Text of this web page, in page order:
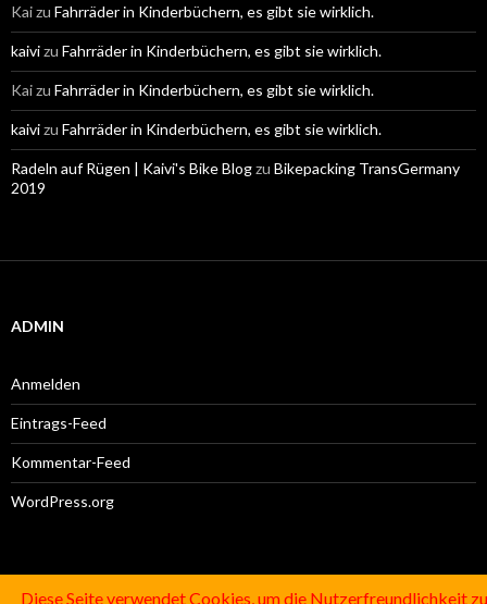
Kaizu Fahrräder in Kinderbüchern, es gibt sie wirklich.
kaivizu Fahrräder in Kinderbüchern, es gibt sie wirklich.
Kaizu Fahrräder in Kinderbüchern, es gibt sie wirklich.
kaivizu Fahrräder in Kinderbüchern, es gibt sie wirklich.
Radeln auf Rügen | Kaivi's Bike Blogzu Bikepacking TransGermany
2019
ADMIN
Anmelden
Eintrags-Feed
Kommentar-Feed
WordPress.org
Diese Seite verwendet Cookies, um die Nutzerfreundlichkeit zu